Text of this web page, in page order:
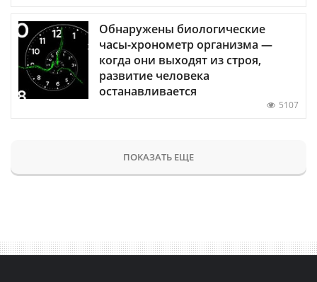
Обнаружены биологические
часы-хронометр организма —
когда они выходят из строя,
развитие человека
останавливается
5107
ПОКАЗАТЬ ЕЩЕ